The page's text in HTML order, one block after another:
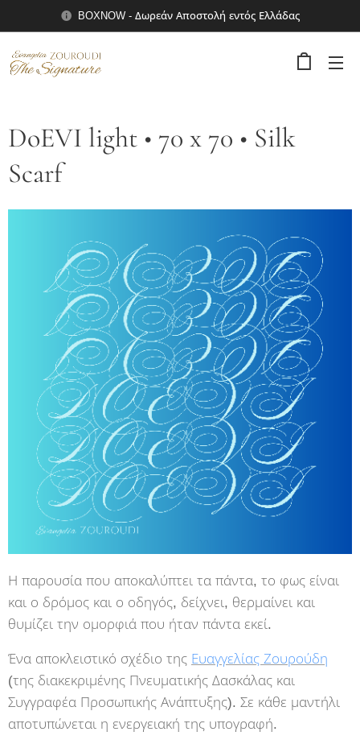
BOXNOW - Δωρεάν Αποστολή εντός Ελλάδας
DoEVI light • 70 x 70 • Silk
Scarf
Η παρουσία που αποκαλύπτει τα πάντα, το φως είναι
και ο δρόμος και ο οδηγός, δείχνει, θερμαίνει και
θυμίζει την ομορφιά που ήταν πάντα εκεί.
Ένα αποκλειστικό σχέδιο της Ευαγγελίας Ζουρούδη
(της διακεκριμένης Πνευματικής Δασκάλας και
Συγγραφέα Προσωπικής Ανάπτυξης). Σε κάθε μαντήλι
αποτυπώνεται η ενεργειακή της υπογραφή.